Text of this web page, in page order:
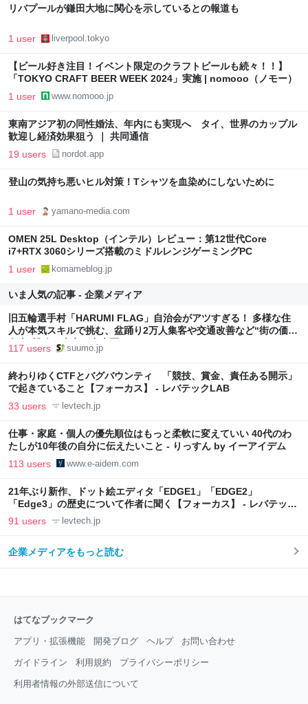
リバプールが鎌田大地に関心を示しているとの報道も
1 user liverpool.tokyo
【ビール好き注目！イベント限定のクラフトビールも続々！！】
「TOKYO CRAFT BEER WEEK 2024」実施 | nomooo（ノモー）
1 user www.nomooo.jp
東南アジア初の同性婚法、年内にも実現へ タイ、世界のカップル
歓迎し経済効果狙う ｜ 共同通信
19 users nordot.app
登山の気持ち悪いヒル対策！Tシャツを血染めにしないために
1 user yamano-media.com
OMEN 25L Desktop（インテル）レビュー：第12世代Core
i7+RTX 3060シリーズ搭載のミドルレンジゲーミングPC
1 user komameblog.jp
いま人気の記事 - 企業メディア
旧五輪選手村「HARUMI FLAG」自治会がアツすぎる！ 多様な住
人が本気スキルで挑む、盆踊り2万人集客や交通改善など“街の価値
向上”戦略 東京・中央区
117 users suumo.jp
終わりゆくCTFとバグバウンティ 「競技、賞金、責任ある開示」
で起きていること【フォーカス】 - レバテックLAB
33 users levtech.jp
仕事・家庭・個人の優先順位はもっと柔軟に変えていい 40代のわ
たしが10年後の自分に伝えたいこと - りっすん by イーアイデム
113 users www.e-aidem.com
21年ぶり新作、ドット絵エディタ「EDGE1」「EDGE2」
「Edge3」の歴史について作者に聞く【フォーカス】 - レバテック
LAB
91 users levtech.jp
企業メディアをもっと読む
はてなブックマーク
アプリ・拡張機能 開発ブログ ヘルプ お問い合わせ
ガイドライン 利用規約 プライバシーポリシー
利用者情報の外部送信について